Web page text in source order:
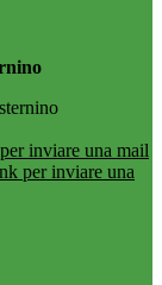
inviare una mail
per inviare una